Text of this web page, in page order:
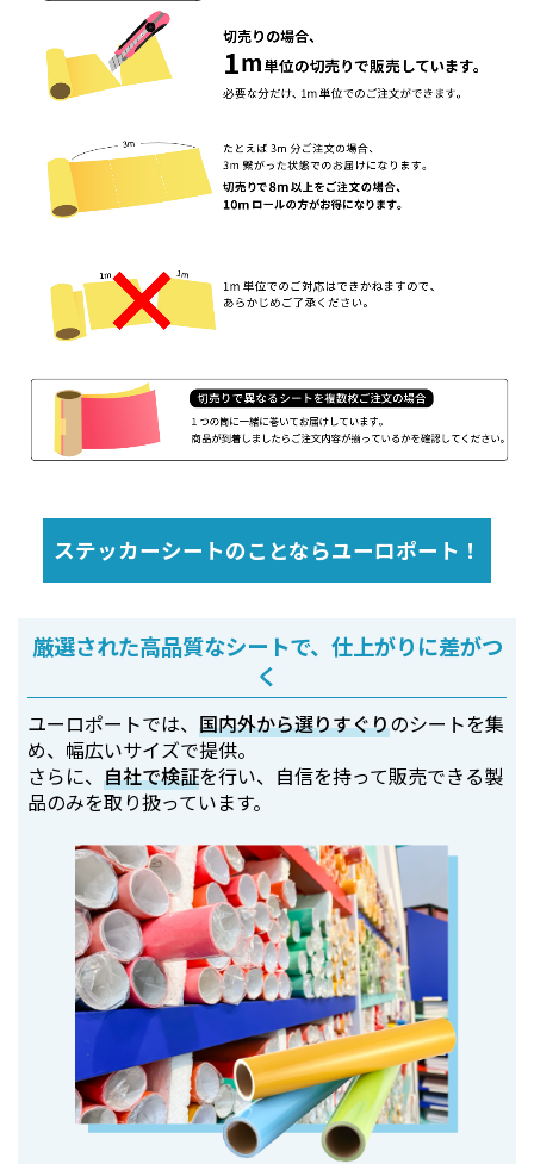
ステッカーシートのことならユーロポート！
厳選された高品質なシートで、仕上がりに差がつ
く
ユーロポートでは、国内外から選りすぐりのシートを集
め、幅広いサイズで提供。
さらに、自社で検証を行い、自信を持って販売できる製
品のみを取り扱っています。